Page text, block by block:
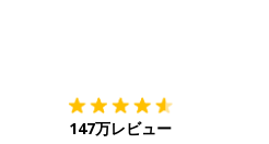
147万レビュー